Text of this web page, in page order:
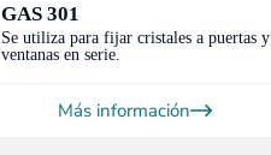
GAS 301
Se utiliza para fijar cristales a puertas y
ventanas en serie.
Más información